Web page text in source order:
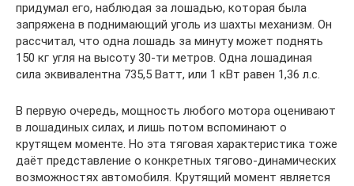
придумал его, наблюдая за лошадью, которая была
запряжена в поднимающий уголь из шахты механизм. Он
рассчитал, что одна лошадь за минуту может поднять
150 кг угля на высоту 30-ти метров. Одна лошадиная
сила эквивалентна 735,5 Ватт, или 1 кВт равен 1,36 л.с.
В первую очередь, мощность любого мотора оценивают
в лошадиных силах, и лишь потом вспоминают о
крутящем моменте. Но эта тяговая характеристика тоже
даёт представление о конкретных тягово-динамических
возможностях автомобиля. Крутящий момент является